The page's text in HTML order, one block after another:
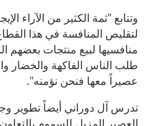
وتتابع "ثمة الكثير من الآراء
لتقليص المنافسة في هذا
منافسيها لبيع منتجات بعضهم
طلب الناس الفاكهة والخضار
عصيراً معها فنحن نؤمنه".
تدرس آل دوراني أيضاً تطوير